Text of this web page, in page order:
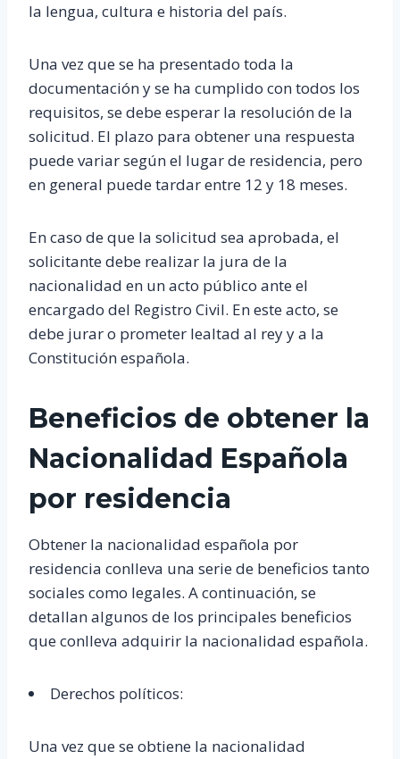
la lengua, cultura e historia del país.
Una vez que se ha presentado toda la
documentación y se ha cumplido con todos los
requisitos, se debe esperar la resolución de la
solicitud. El plazo para obtener una respuesta
puede variar según el lugar de residencia, pero
en general puede tardar entre 12 y 18 meses.
En caso de que la solicitud sea aprobada, el
solicitante debe realizar la jura de la
nacionalidad en un acto público ante el
encargado del Registro Civil. En este acto, se
debe jurar o prometer lealtad al rey y a la
Constitución española.
Beneficios de obtener la
Nacionalidad Española
por residencia
Obtener la nacionalidad española por
residencia conlleva una serie de beneficios tanto
sociales como legales. A continuación, se
detallan algunos de los principales beneficios
que conlleva adquirir la nacionalidad española.
Derechos políticos:
Una vez que se obtiene la nacionalidad